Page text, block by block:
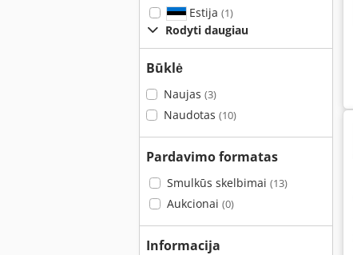
Estija (1)
Rodyti daugiau
Būklė
Naujas (3)
Naudotas (10)
Pardavimo formatas
Smulkūs skelbimai (13)
Aukcionai (0)
Informacija